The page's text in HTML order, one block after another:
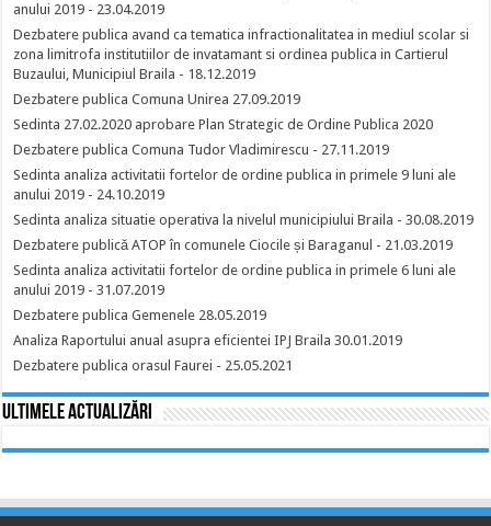
anului 2019 - 23.04.2019
Dezbatere publica avand ca tematica infractionalitatea in mediul scolar si
zona limitrofa institutiilor de invatamant si ordinea publica in Cartierul
Buzaului, Municipiul Braila - 18.12.2019
Dezbatere publica Comuna Unirea 27.09.2019
Sedinta 27.02.2020 aprobare Plan Strategic de Ordine Publica 2020
Dezbatere publica Comuna Tudor Vladimirescu - 27.11.2019
Sedinta analiza activitatii fortelor de ordine publica in primele 9 luni ale
anului 2019 - 24.10.2019
Sedinta analiza situatie operativa la nivelul municipiului Braila - 30.08.2019
Dezbatere publică ATOP în comunele Ciocile și Baraganul - 21.03.2019
Sedinta analiza activitatii fortelor de ordine publica in primele 6 luni ale
anului 2019 - 31.07.2019
Dezbatere publica Gemenele 28.05.2019
Analiza Raportului anual asupra eficientei IPJ Braila 30.01.2019
Dezbatere publica orasul Faurei - 25.05.2021
Ultimele actualizări